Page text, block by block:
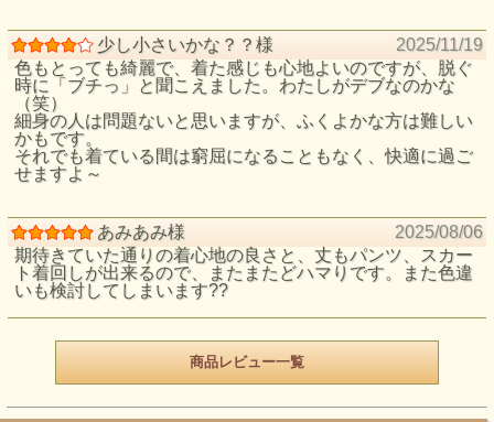
少し小さいかな？？様
2025/11/19
色もとっても綺麗で、着た感じも心地よいのですが、脱ぐ
時に「ブチっ」と聞こえました。わたしがデブなのかな
（笑）
細身の人は問題ないと思いますが、ふくよかな方は難しい
かもです。
それでも着ている間は窮屈になることもなく、快適に過ご
せますよ～
あみあみ様
2025/08/06
期待きていた通りの着心地の良さと、丈もパンツ、スカー
ト着回しが出来るので、またまたどハマりです。また色違
いも検討してしまいます??
商品レビュー一覧